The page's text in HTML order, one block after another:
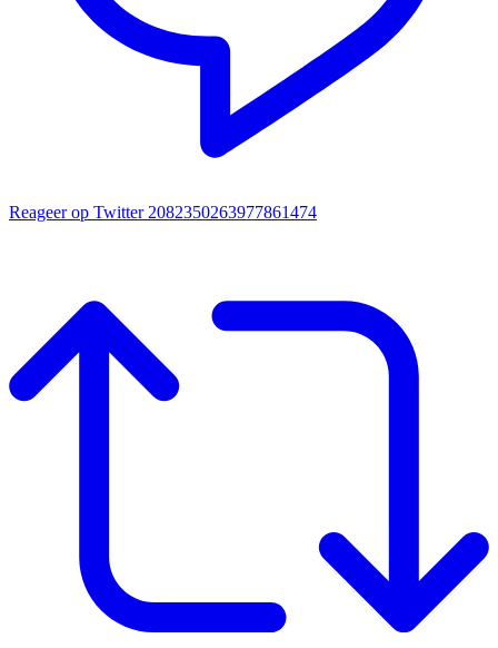
Reageer op Twitter 2082350263977861474